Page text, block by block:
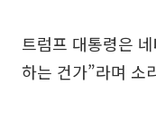
트럼프 대통령은
하는 건가”라며 소